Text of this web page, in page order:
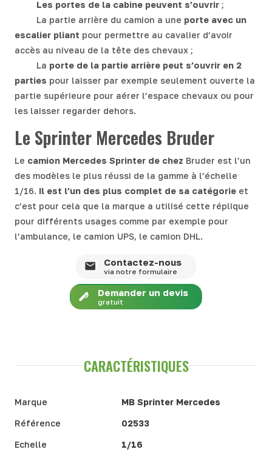
Les portes de la cabine peuvent s’ouvrir ;
La partie arrière du camion a une porte avec un
escalier pliant pour permettre au cavalier d’avoir
accès au niveau de la tête des chevaux ;
La porte de la partie arrière peut s’ouvrir en 2
parties pour laisser par exemple seulement ouverte la
partie supérieure pour aérer l’espace chevaux ou pour
les laisser regarder dehors.
Le Sprinter Mercedes Bruder
Le camion Mercedes Sprinter de chez Bruder est l’un
des modèles le plus réussi de la gamme à l’échelle
1/16. Il est l’un des plus complet de sa catégorie et
c’est pour cela que la marque a utilisé cette réplique
pour différents usages comme par exemple pour
l’ambulance, le camion UPS, le camion DHL.
Contactez-nous
via notre formulaire
Demander un devis
gratuit
CARACTÉRISTIQUES
Marque MB Sprinter Mercedes
Référence 02533
Echelle 1/16